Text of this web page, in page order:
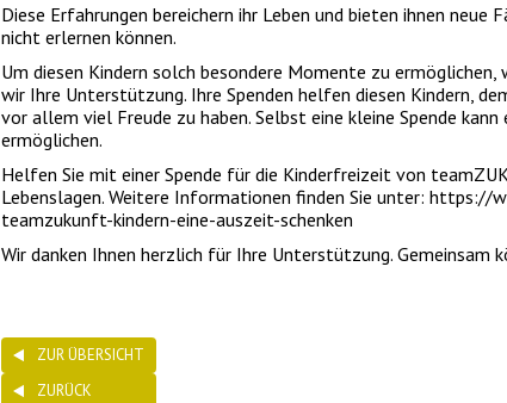
Diese Erfahrungen bereichern ihr Leben und bieten ihnen
nicht erlernen können.
Um diesen Kindern solch besondere Momente zu
wir Ihre Unterstützung. Ihre Spenden helfen diesen Kindern,
vor allem viel Freude zu haben. Selbst eine kleine Spende
ermöglichen.
Helfen Sie mit einer Spende für die Kinderfreizeit von
Lebenslagen. Weitere Informationen finden Sie unter:
teamzukunft-kindern-eine-auszeit-schenken
Wir danken Ihnen herzlich für Ihre Unterstützung. Gemeinsam
ZUR ÜBERSICHT
ZURÜCK